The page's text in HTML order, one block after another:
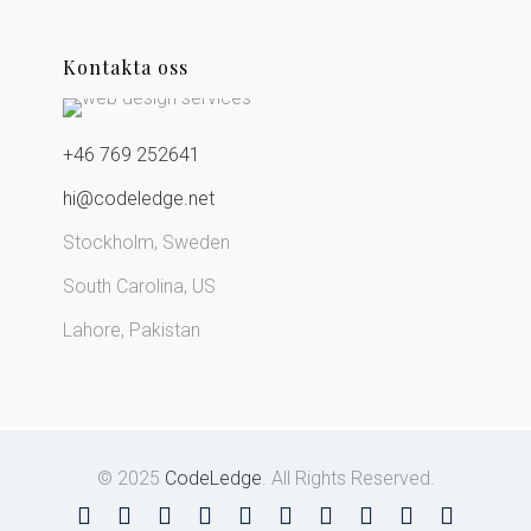
Kontakta oss
+46 769 252641
hi@codeledge.net
Stockholm, Sweden
South Carolina, US
Lahore, Pakistan
© 2025 CodeLedge . All Rights Reserved.